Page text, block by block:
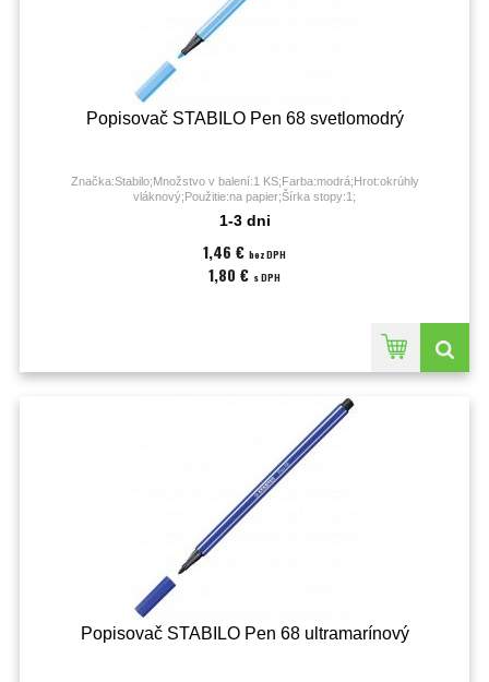
Popisovač STABILO Pen 68 svetlomodrý
Značka:Stabilo;Množstvo v balení:1 KS;Farba:modrá;Hrot:okrúhly
vláknový;Použitie:na papier;Šírka stopy:1;
1-3 dni
1,46 € bez DPH
1,80 € s DPH
Popisovač STABILO Pen 68 ultramarínový